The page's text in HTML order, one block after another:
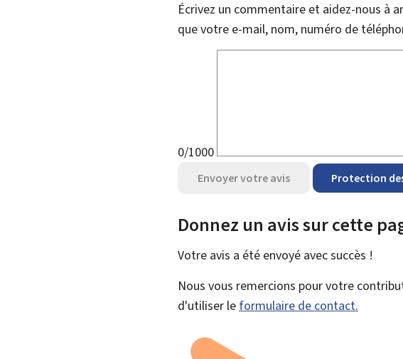
Écrivez un commentaire et aidez-nous à
que votre e-mail, nom, numéro de
0/1000
Envoyer votre avis Protection
Donnez un avis sur cette
Votre avis a été envoyé avecsuccès !
Nous vous remercions pour votre
d'utiliser le formulaire de contact.